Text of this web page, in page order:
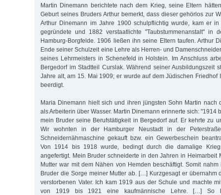
Martin Dinemann berichtete nach dem Krieg, seine Eltern
Geburt seines Bruders Arthur bemerkt, dass dieser gehörlos zur
Arthur Dinemann im Jahre 1900 schulpflichtig wurde, kam er
gegründete und 1882 verstaatlichte "Taubstummenanstalt" in
Hamburg-Borgfelde. 1906 ließen ihn seine Eltern taufen. Arthur
Ende seiner Schulzeit eine Lehre als Herren- und
seines Lehrmeisters in Schenefeld in Holstein. Im Anschluss
Bergedorf im Stadtteil Curslak. Während seiner Ausbildungszeit
Jahre alt, am 15. Mai 1909; er wurde auf dem Jüdischen Friedhof
beerdigt.
Maria Dinemann hielt sich und ihren jüngsten Sohn Martin nach
als Arbeiterin über Wasser. Martin Dinemann erinnerte sich: "1914
mein Bruder seine Berufstätigkeit in Bergedorf auf. Er kehrte zu
Wir wohnten in der Hamburger Neustadt in der
Schneidernähmaschine gekauft bzw. ein Gewerbeschein
Von 1914 bis 1918 wurde, bedingt durch die damalige
angefertigt. Mein Bruder schneiderte in den Jahren in Heimarbeit
Mutter war mit dem Nähen von Hemden beschäftigt. Somit
Bruder die Sorge meiner Mutter ab. […] Kurzgesagt er übernahm
verstorbenen Vater. Ich kam 1919 aus der Schule und machte
von 1919 bis 1921 eine kaufmännische Lehre. […] So